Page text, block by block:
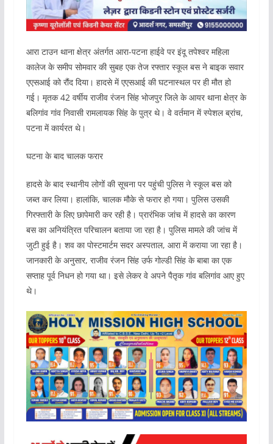
आरा टाउन थाना क्षेत्र अंतर्गत आरा-पटना हाईवे पर इंदू तपेश्वर महिला
कालेज के समीप सोमवार की सुबह एक तेज रफ्तार स्‍कूल बस ने बाइक सवार
एएसआई को रौंद दिया। हादसे में एएसआई की घटनास्थल पर ही मौत हो
गई। मृतक 42 वर्षीय राजीव रंजन सिंह भोजपुर जिले के आयर थाना क्षेत्र के
बलिगांव गांव निवासी रामलायक सिंह के पुत्र थे। वे वर्तमान में स्पेशल ब्रांच,
पटना में कार्यरत थे।
घटना के बाद चालक फरार
हादसे के बाद स्थानीय लोगों की सूचना पर पहुंची पुलिस ने स्कूल बस को
जब्त कर लिया। हालांकि, चालक मौके से फरार हो गया। पुलिस उसकी
गिरफ्तारी के लिए छापेमारी कर रही है। प्रारंभिक जांच में हादसे का कारण
बस का अनियंत्रित परिचालन बताया जा रहा है। पुलिस मामले की जांच में
जुटी हुई है। शव का पोस्टमार्टम सदर अस्पताल, आरा में कराया जा रहा है।
जानकारी के अनुसार, राजीव रंजन सिंह उर्फ गोल्डी सिंह के बाबा का एक
सप्ताह पूर्व निधन हो गया था। इसे लेकर वे अपने पैतृक गांव बलिगांव आए हुए
थे।